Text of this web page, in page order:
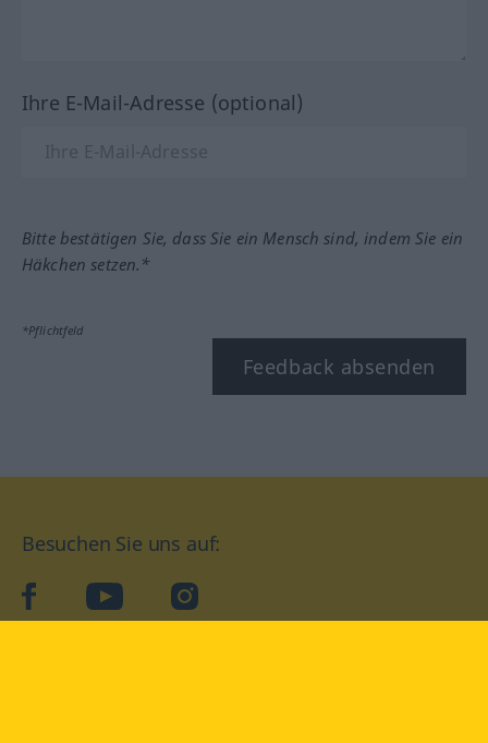
Ihre E-Mail-Adresse (optional)
Bitte bestätigen Sie, dass Sie ein Mensch sind, indem Sie ein
Häkchen setzen.*
*Pflichtfeld
Feedback absenden
Besuchen Sie uns auf:
facebookYouTube Instagram